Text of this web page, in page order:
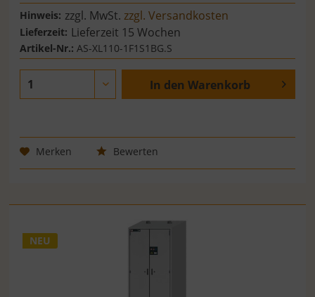
Hinweis: zzgl. MwSt.zzgl. Versandkosten
Lieferzeit: Lieferzeit 15 Wochen
Artikel-Nr.:AS-XL110-1F1S1BG.S
In den Warenkorb
Merken Bewerten
NEU